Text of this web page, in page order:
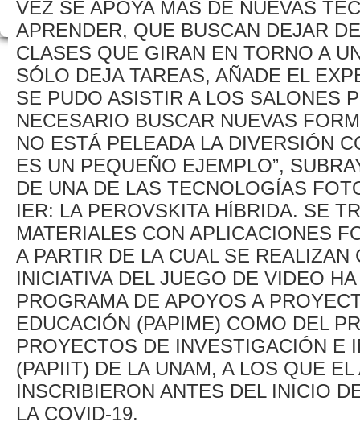
VEZ SE APOYA MÁS DE NUEVAS
APRENDER, QUE BUSCAN DEJAR
CLASES QUE GIRAN EN TORNO A
SÓLO DEJA TAREAS, AÑADE EL
SE PUDO ASISTIR A LOS SALONES
NECESARIO BUSCAR NUEVAS
NO ESTÁ PELEADA LA DIVERSIÓN
ES UN PEQUEÑO EJEMPLO”,
DE UNA DE LAS TECNOLOGÍAS
IER: LA PEROVSKITA HÍBRIDA. SE
MATERIALES CON APLICACIONES
A PARTIR DE LA CUAL SE
INICIATIVA DEL JUEGO DE VIDEO
PROGRAMA DE APOYOS A
EDUCACIÓN (PAPIME) COMO DEL
PROYECTOS DE INVESTIGACIÓN E
(PAPIIT) DE LA UNAM, A LOS QUE
INSCRIBIERON ANTES DEL INICIO
LA COVID-19.